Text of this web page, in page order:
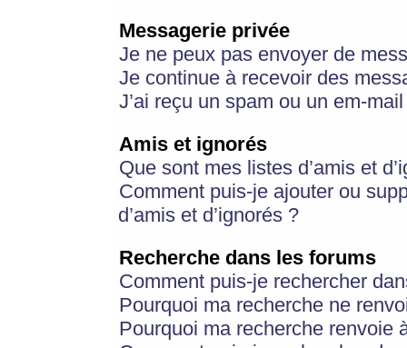
Messagerie privée
Je ne peux pas envoyer de
Je continue à recevoir des
J’ai reçu un spam ou un em-
Amis et ignorés
Que sont mes listes d’amis et
Comment puis-je ajouter ou
d’amis et d’ignorés ?
Recherche dans les forums
Comment puis-je rechercher
Pourquoi ma recherche ne
Pourquoi ma recherche renvoie